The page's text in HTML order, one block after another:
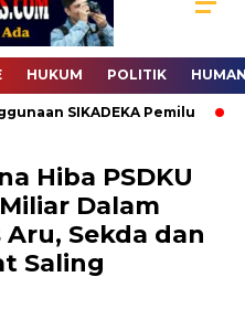
HUKUM POLITIK
SIKADEKA Pemilu
Hiba PSDKU
Dalam
Sekda dan
Saling